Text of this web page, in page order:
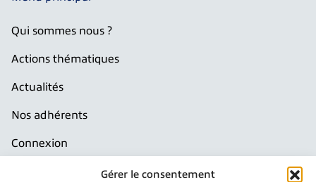
Gérer le consentement
Qui sommes nous ?
Actions thématiques
Actualités
Nos adhérents
Connexion
Production France